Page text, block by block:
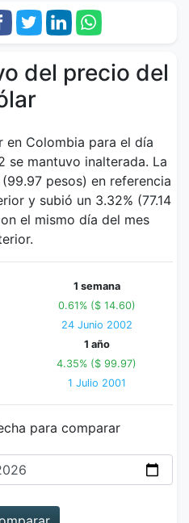
del precio del
Colombia para el día
se mantuvo inalterada. La
pesos) en referencia
y subió un 3.32% (77.14
el mismo día del mes
1 semana
0.61% ($ 14.60)
24 Junio 2002
1 año
4.35% ($ 99.97)
1 Julio 2001
para comparar
Fecha